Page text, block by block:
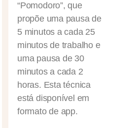
“Pomodoro”, que
propõe uma pausa de
5 minutos a cada 25
minutos de trabalho e
uma pausa de 30
minutos a cada 2
horas. Esta técnica
está disponível em
formato de app.